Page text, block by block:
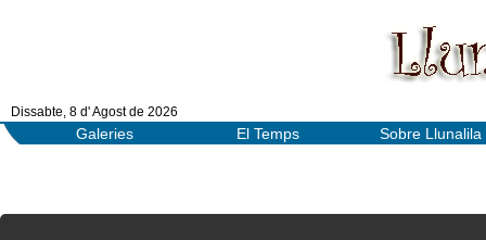
Dissabte, 8 d' Agost de 2026
Galeries El Temps Sobre Llunalila